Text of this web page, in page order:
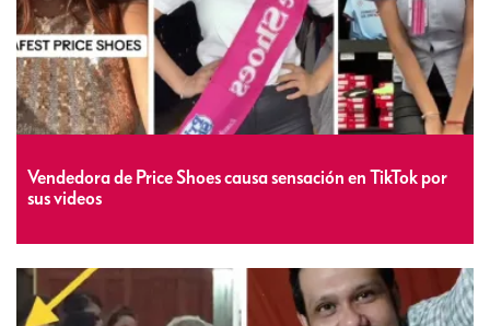
Vendedora de Price Shoes causa sensación en TikTok por
sus videos